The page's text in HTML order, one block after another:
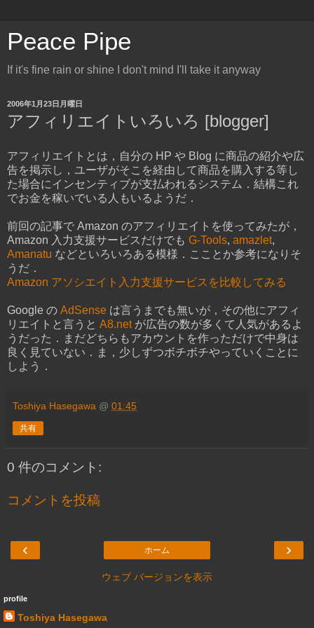
Peace Pipe
If it's fine rain or shine I don't mind I'll take it anyway
2006年1月23日月曜日
アフィリエイトいろいろ [blogger]
アフィリエイトとは，自分の HP や Blog に商品の紹介や広
告を掲示し，ユーザがそこを経由して商品を購入する等し
た場合にインセンティブが支払われるシステム．結構これ
でお金を稼いでいる人もいるようだ．
前回の記事で Amazon のアフィリエイトを使ってみたが，
Amazon 入力支援サービスだけでも G-Tools, amazlet,
Amanatu などといろいろある模様．こことか参考になりそ
うだ．
Amazon アソシエイト入力支援サービスを比較してみる
Google の AdSense は言うまでも無いが，その他にアフィ
リエイトと言うと A8.netが広告の数が多くて人気があるよ
うだった．まだどちらもアカウントを作っただけで中身は
良く見ていない．ま，少しずつボチボチやっていくことに
しよう．
Toshiya Hasegawa @ 01:45
共有
0 件のコメント:
コメントを投稿
‹ ›
ホーム
ウェブ バージョンを表示
profile
Toshiya Hasegawa